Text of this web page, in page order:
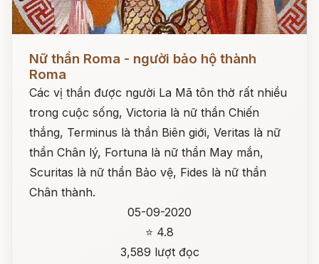
Nữ thần Roma - người bảo hộ thành
Roma
Các vị thần được người La Mã tôn thờ rất nhiều
trong cuộc sống, Victoria là nữ thần Chiến
thắng, Terminus là thần Biên giới, Veritas là nữ
thần Chân lý, Fortuna là nữ thần May mắn,
Scuritas là nữ thần Bảo vệ, Fides là nữ thần
Chân thành.
05-09-2020
⭐ 4.8
3,589 lượt đọc